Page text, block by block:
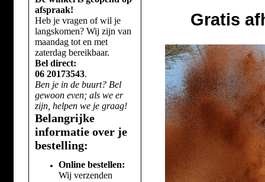
afspraak!
Heb je vragen of wil je
langskomen? Wij zijn van
maandag tot en met
zaterdag bereikbaar.
Bel direct:
06 20173543.
Ben je in de buurt? Bel
gewoon even; als we er
zijn, helpen we je graag!
Belangrijke
informatie over je
bestelling:
Online bestellen:
Wij verzenden
Gratis